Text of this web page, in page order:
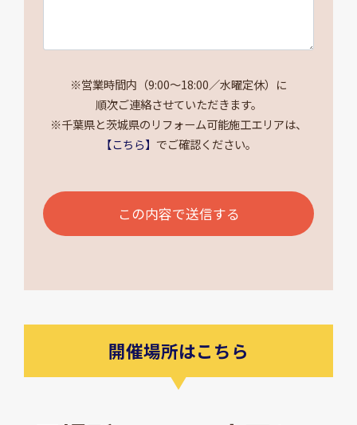
※営業時間内（9:00～18:00／水曜定休）に
順次ご連絡させていただきます。
※千葉県と茨城県のリフォーム可能施工エリアは、
【こちら】 でご確認ください。
開催場所はこちら